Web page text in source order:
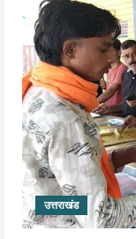
4
5
उत्तराखंड